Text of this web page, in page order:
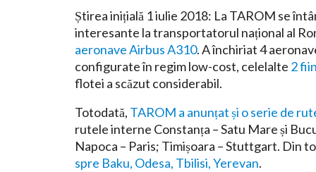
Știrea inițială 1 iulie 2018: La TAROM se
interesante la transportatorul național al
aeronave Airbus A310. A închiriat 4
configurate în regim low-cost, celelalte 2
flotei a scăzut considerabil.
Totodată, TAROM a anunțat și o serie de
rutele interne Constanța – Satu Mare și
Napoca – Paris; Timișoara – Stuttgart. Din
spre Baku, Odesa, Tbilisi, Yerevan.